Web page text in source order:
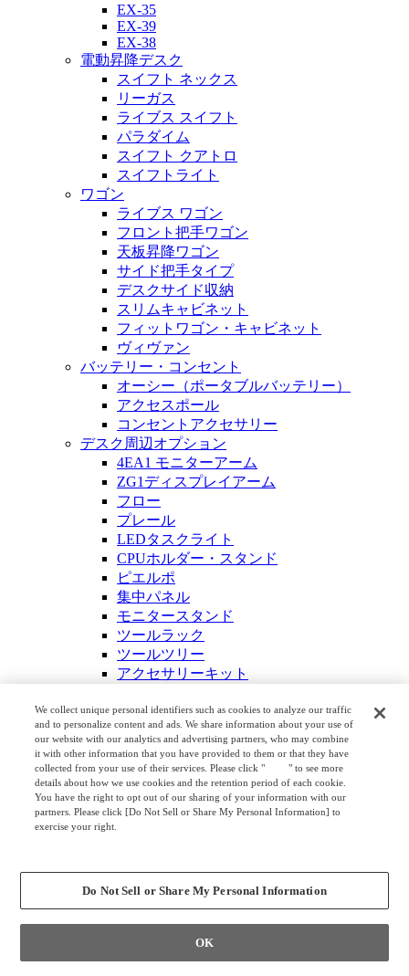
EX-35
EX-39
EX-38
電動昇降デスク
スイフト ネックス
リーガス
ライブス スイフト
パラダイム
スイフト クアトロ
スイフトライト
ワゴン
ライブス ワゴン
フロント把手ワゴン
天板昇降ワゴン
サイド把手タイプ
デスクサイド収納
スリムキャビネット
フィットワゴン・キャビネット
ヴィヴァン
バッテリー・コンセント
オーシー（ポータブルバッテリー）
アクセスポール
コンセントアクセサリー
デスク周辺オプション
4EA1 モニターアーム
ZG1ディスプレイアーム
フロー
プレール
LEDタスクライト
CPUホルダー・スタンド
ピエルポ
集中パネル
モニタースタンド
ツールラック
ツールツリー
アクセサリーキット
飛沫拡散防止デスクトップ仕切りパネル
飛沫防止アドオンパネル
ウィッシュボーン
スマートアーム
4L93
ＳＤシリーズ 共通オプション
大型会議テーブル
トラヴァース
We collect unique personal identifiers such as cookies to analyze our traffic
and to personalize content and ads. We share information about your use of
our website with our analytics and advertising partners, who may combine
it with other information that you have provided to them or that they have
collected from your use of their services. Please click "
here" to see more
details about how we use cookies and the retention period of each cookie.
You have the right to opt out of our sharing of your information with our
partners. Please click [Do Not Sell or Share My Personal Information] to
exercise your right.
Do Not Sell or Share My Personal Information
OK